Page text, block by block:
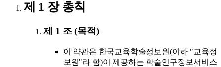
제 1 장 총칙
제 1 조 (목적)
이 약관은 한국교육학술정보원(이하 "교육정
보원"라 함)이 제공하는 학술연구정보서비스